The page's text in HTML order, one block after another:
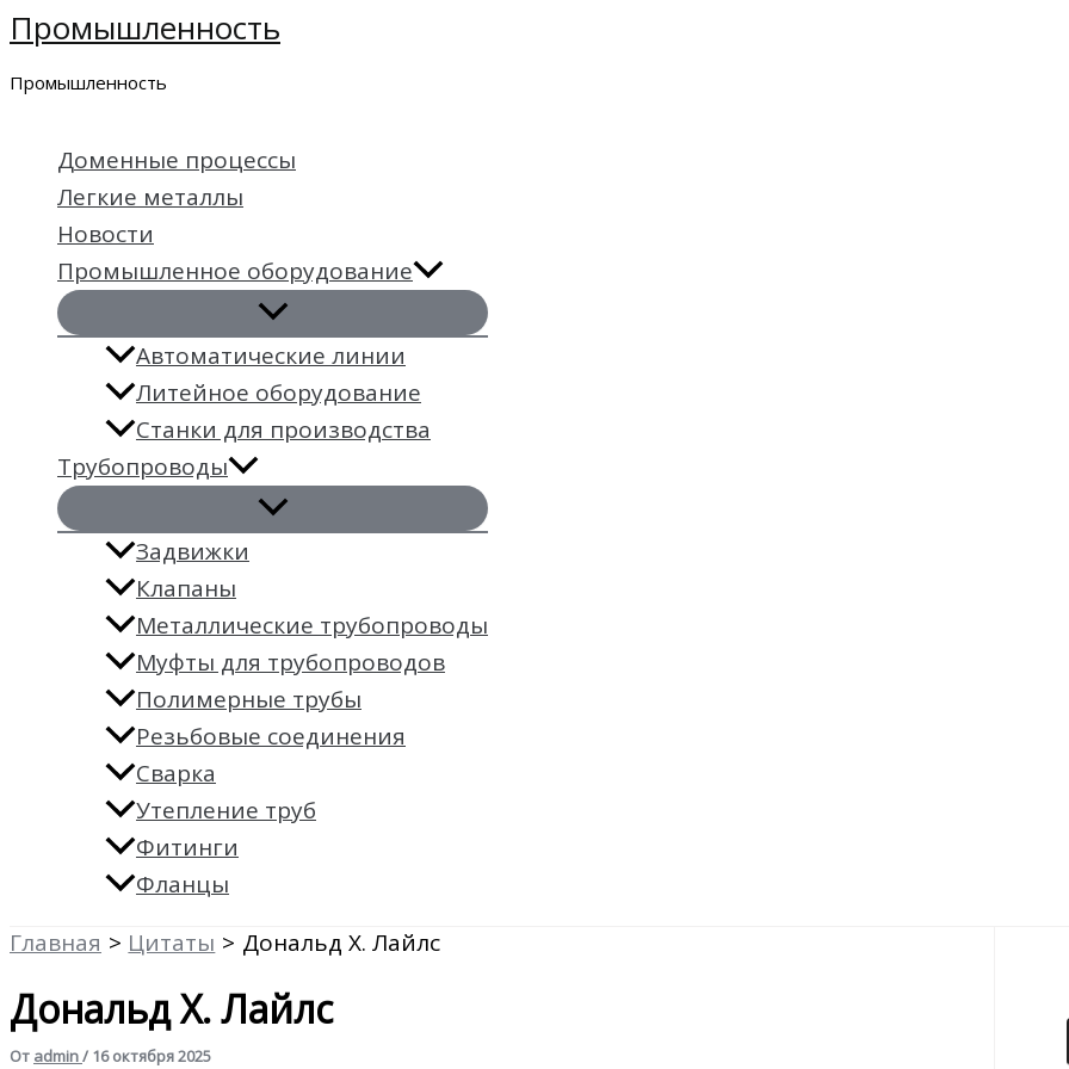
Перейти
содержимому
Промышленность
Промышленность
Доменные процессы
Легкие металлы
Новости
Промышленное оборудование
Автоматические линии
Литейное оборудование
Станки для производства
Трубопроводы
Задвижки
Клапаны
Металлические трубопроводы
Муфты для трубопроводов
Полимерные трубы
Резьбовые соединения
Сварка
Утепление труб
Фитинги
Фланцы
Главная
Цитаты Дональд Х. Лайлс
Дональд Х. Лайлс
От admin/ 16 октября 2025